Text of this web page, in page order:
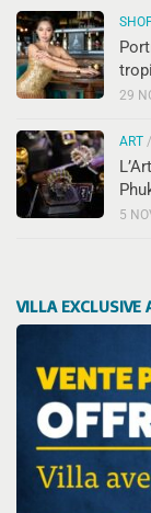
29
ART /
5
VILLA EXCLUSIVE